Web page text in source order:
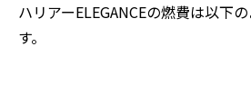
ハリアーELEGANCEの燃費は以下
す。